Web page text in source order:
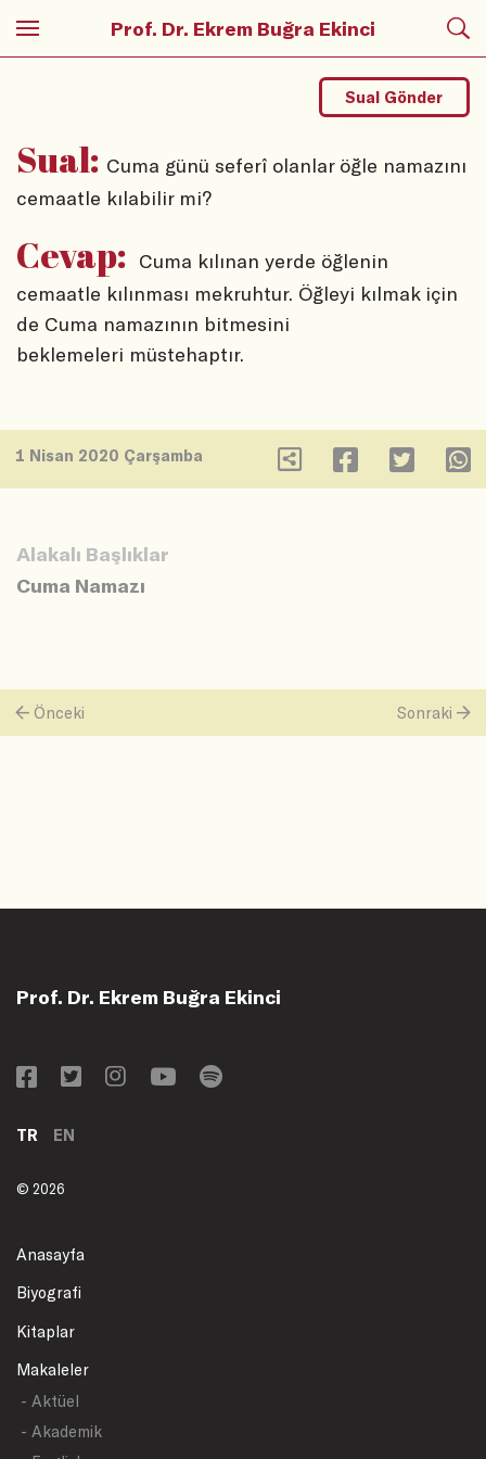
Prof. Dr. Ekrem Buğra Ekinci
Sual: Cuma günü seferî olanlar öğle namazını
cemaatle kılabilir mi?
Sual Gönder
Cevap: Cuma kılınan yerde öğlenin
cemaatle kılınması mekruhtur. Öğleyi kılmak için
de Cuma namazının bitmesini
beklemeleri müstehaptır.
1 Nisan 2020 Çarşamba
Alakalı Başlıklar
Cuma Namazı
Önceki Sonraki
Prof. Dr. Ekrem Buğra Ekinci
TR EN
© 2026
Anasayfa
Biyografi
Kitaplar
Makaleler
- Aktüel
- Akademik